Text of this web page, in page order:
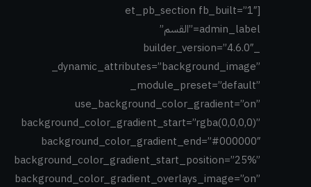
[et_pb_section fb_built=”1″
admin_label=”القسم”
_builder_version=”4.6.0″
_dynamic_attributes=”background_image”
_module_preset=”default”
use_background_color_gradient=”on”
background_color_gradient_start=”rgba(0,0,0,0)”
background_color_gradient_end=”#000000″
background_color_gradient_start_position=”25%”
background_color_gradient_overlays_image=”on”